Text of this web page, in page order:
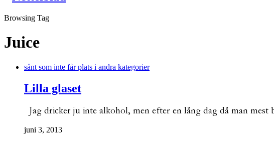
Browsing Tag
Juice
sånt som inte får plats i andra kategorier
Lilla glaset
Jag dricker ju inte alkohol, men efter en lång dag då man
juni 3, 2013